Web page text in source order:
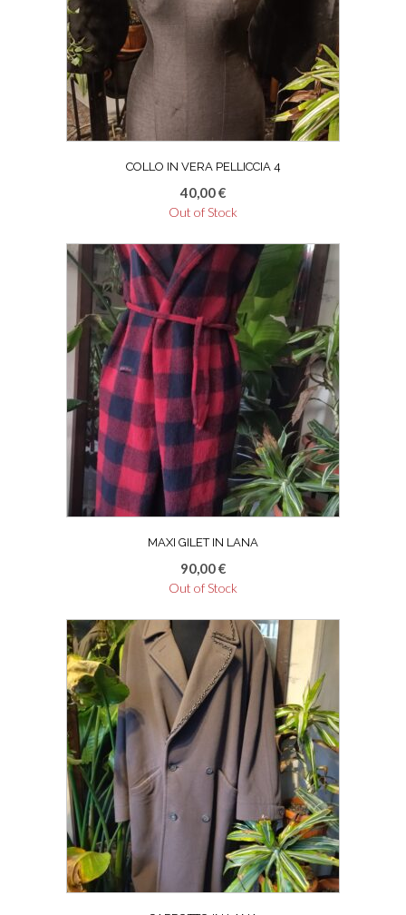
COLLO IN VERA PELLICCIA 4
40,00€
Out of Stock
MAXI GILET IN LANA
90,00€
Out of Stock